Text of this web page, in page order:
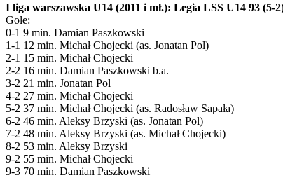
I liga warszawska U14 (2011 i mł.): Legia LSS U14 93 (5-
Gole:
0-1 9 min. Damian Paszkowski
1-1 12 min. Michał Chojecki (as. Jonatan Pol)
2-1 15 min. Michał Chojecki
2-2 16 min. Damian Paszkowski b.a.
3-2 21 min. Jonatan Pol
4-2 27 min. Michał Chojecki
5-2 37 min. Michał Chojecki (as. Radosław Sapała)
6-2 46 min. Aleksy Brzyski (as. Jonatan Pol)
7-2 48 min. Aleksy Brzyski (as. Michał Chojecki)
8-2 53 min. Aleksy Brzyski
9-2 55 min. Michał Chojecki
9-3 70 min. Damian Paszkowski